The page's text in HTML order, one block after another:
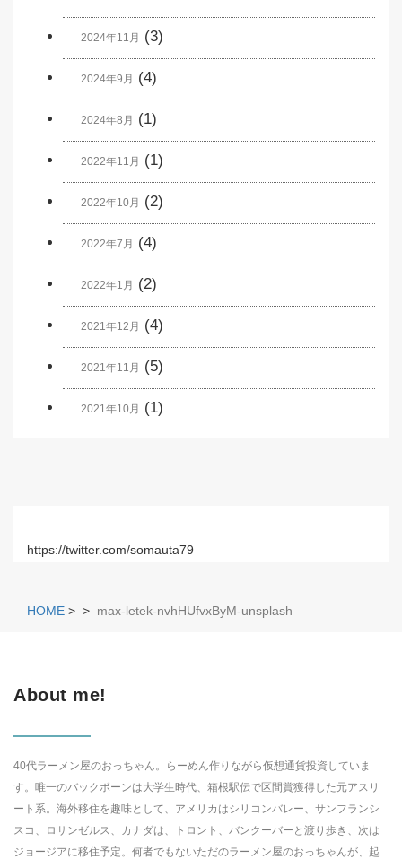
2024年11月 (3)
2024年9月 (4)
2024年8月 (1)
2022年11月 (1)
2022年10月 (2)
2022年7月 (4)
2022年1月 (2)
2021年12月 (4)
2021年11月 (5)
2021年10月 (1)
https://twitter.com/somauta79
HOME > > max-letek-nvhHUfvxByM-unsplash
About me!
40代ラーメン屋のおっちゃん。らーめん作りながら仮想通貨投資していま
す。唯一のバックボーンは大学生時代、箱根駅伝で区間賞獲得した元アスリ
ート系。海外移住を趣味として、アメリカはシリコンバレー、サンフランシ
スコ、ロサンゼルス、カナダは、トロント、バンクーバーと渡り歩き、次は
ジョージアに移住予定。何者でもないただのラーメン屋のおっちゃんが、起